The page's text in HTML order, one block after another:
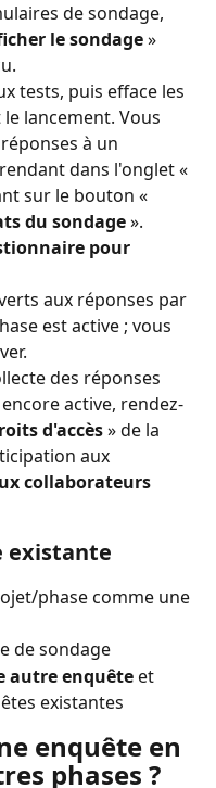
de sondage,
le sondage »
tests, puis efface les
lancement. Vous
à un
dans l'onglet «
sur le bouton «
du sondage ».
pour
aux réponses par
est active ; vous
des réponses
active, rendez-
d'accès » de la
aux
collaborateurs
existante
phase comme une
de sondage
autre enquête et
existantes
enquête en
phases ?